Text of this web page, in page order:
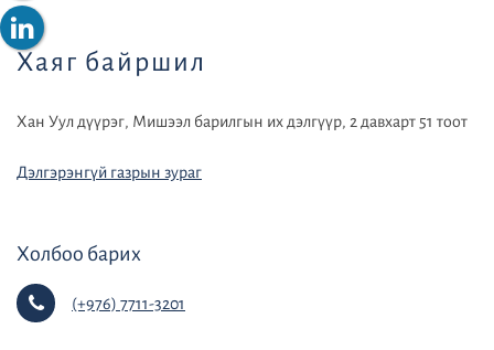
Хаяг байршил
Хан Уул дүүрэг, Мишээл барилгын их дэлгүүр, 2 давхарт 51 тоот
Дэлгэрэнгүй газрын зураг
Холбоо барих
(+976) 7711-3201